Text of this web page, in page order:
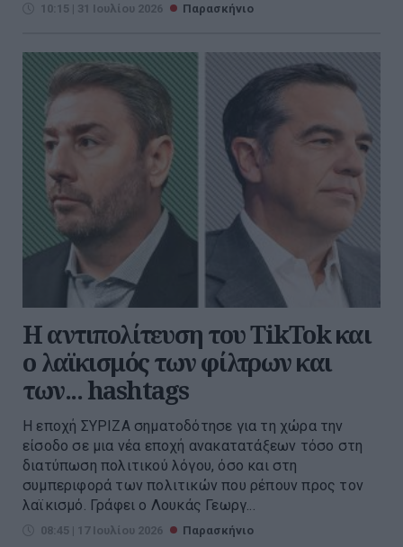
10:15 | 31 Ιουλίου 2026 Παρασκήνιο
Η αντιπολίτευση του TikTok και
ο λαϊκισμός των φίλτρων και
των... hashtags
Η εποχή ΣΥΡΙΖΑ σηματοδότησε για τη χώρα την
είσοδο σε μια νέα εποχή ανακατατάξεων τόσο στη
διατύπωση πολιτικού λόγου, όσο και στη
συμπεριφορά των πολιτικών που ρέπουν προς τον
λαϊκισμό. Γράφει ο Λουκάς Γεωργ...
08:45 | 17 Ιουλίου 2026 Παρασκήνιο